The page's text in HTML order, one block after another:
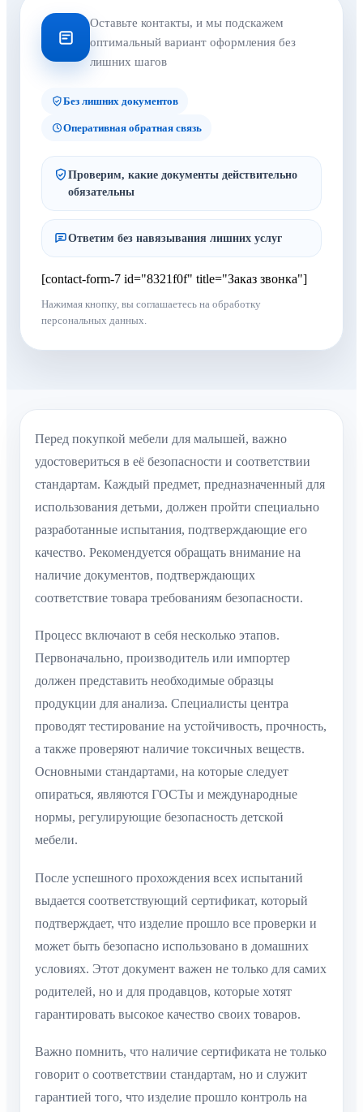
Оставьте контакты, и мы подскажем
оптимальный вариант оформления без
лишних шагов
Без лишних документов
Оперативная обратная связь
Проверим, какие документы действительно
обязательны
Ответим без навязывания лишних услуг
[contact-form-7 id="8321f0f" title="Заказ звонка"]
Нажимая кнопку, вы соглашаетесь на обработку
персональных данных.
Перед покупкой мебели для малышей, важно
удостовериться в её безопасности и соответствии
стандартам. Каждый предмет, предназначенный для
использования детьми, должен пройти специально
разработанные испытания, подтверждающие его
качество. Рекомендуется обращать внимание на
наличие документов, подтверждающих
соответствие товара требованиям безопасности.
Процесс включают в себя несколько этапов.
Первоначально, производитель или импортер
должен представить необходимые образцы
продукции для анализа. Специалисты центра
проводят тестирование на устойчивость, прочность,
а также проверяют наличие токсичных веществ.
Основными стандартами, на которые следует
опираться, являются ГОСТы и международные
нормы, регулирующие безопасность детской
мебели.
После успешного прохождения всех испытаний
выдается соответствующий сертификат, который
подтверждает, что изделие прошло все проверки и
может быть безопасно использовано в домашних
условиях. Этот документ важен не только для самих
родителей, но и для продавцов, которые хотят
гарантировать высокое качество своих товаров.
Важно помнить, что наличие сертификата не только
говорит о соответствии стандартам, но и служит
гарантией того, что изделие прошло контроль на